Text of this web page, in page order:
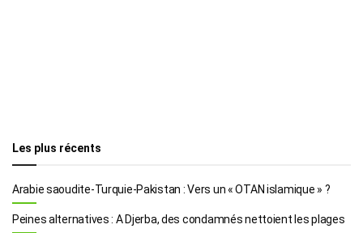
Les plus récents
Arabie saoudite-Turquie-Pakistan : Vers un « OTAN islamique » ?
Peines alternatives : A Djerba, des condamnés nettoient les plages